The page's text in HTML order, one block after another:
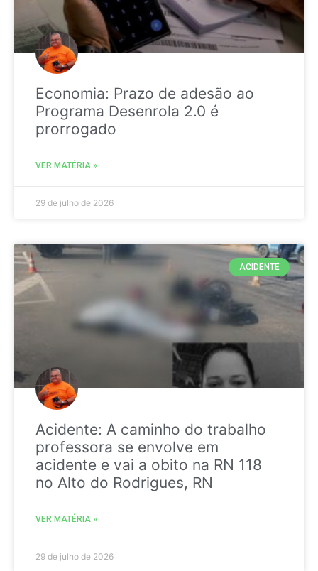
Economia: Prazo de adesão ao
Programa Desenrola 2.0 é
prorrogado
VER MATÉRIA »
29 de julho de 2026
ACIDENTE
Acidente: A caminho do trabalho
professora se envolve em
acidente e vai a obito na RN 118
no Alto do Rodrigues, RN
VER MATÉRIA »
29 de julho de 2026